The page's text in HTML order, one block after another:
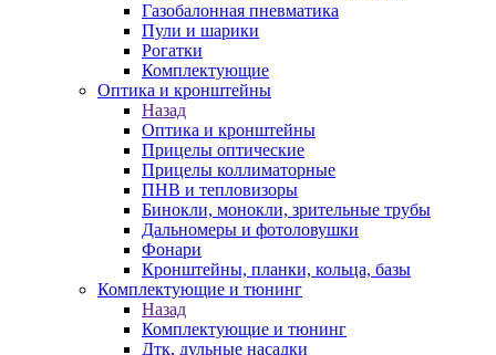
Газобалонная пневматика
Пули и шарики
Рогатки
Комплектующие
Оптика и кронштейны
Назад
Оптика и кронштейны
Прицелы оптические
Прицелы коллиматорные
ПНВ и тепловизоры
Бинокли, монокли, зрительные трубы
Дальномеры и фотоловушки
Фонари
Кронштейны, планки, кольца, базы
Комплектующие и тюнинг
Назад
Комплектующие и тюнинг
Дтк, дульные насадки